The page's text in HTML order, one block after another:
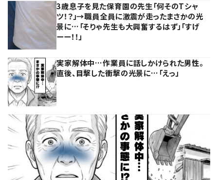
3歳息子を見た保育園の先生「何そのTシャ
ツ！？」→職員全員に激震が走ったまさかの光
景に…「そりゃ先生も大興奮するはず」「すげ
ーー！！」
実家解体中…作業員に話しかけられた男性。
直後、目撃した衝撃の光景に…「えっ」